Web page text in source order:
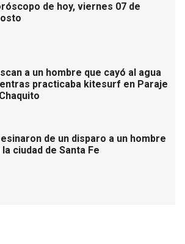
de hoy, viernes 07 de
a un hombre que cayó al agua
practicaba kitesurf en Paraje
de un disparo a un hombre
la ciudad de Santa Fe